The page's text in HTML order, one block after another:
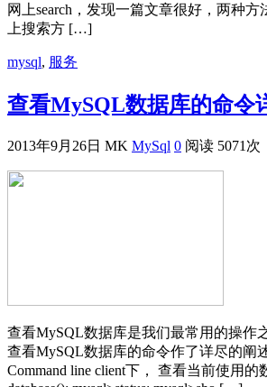
网上search，发现一篇文章很好，两种方
上搜索方 […]
mysql, 服务
查看MySQL数据库的命令
2013年9月26日 MK MySql 0 阅读 5071次
查看MySQL数据库是我们最常用的操作
查看MySQL数据库的命令作了详尽的阐
Command line client下， 查看当前使用的